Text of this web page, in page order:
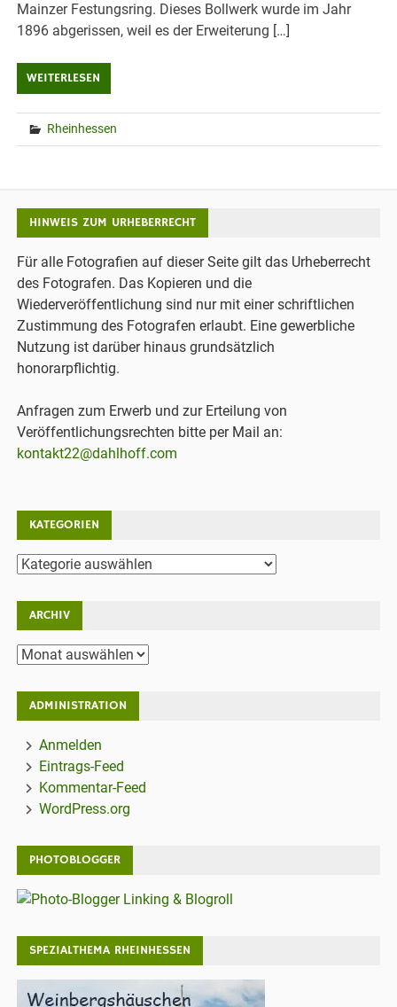
Mainzer Festungsring. Dieses Bollwerk wurde im Jahr
1896 abgerissen, weil es der Erweiterung […]
WEITERLESEN
Rheinhessen
HINWEIS ZUM URHEBERRECHT
Für alle Fotografien auf dieser Seite gilt das Urheberrecht
des Fotografen. Das Kopieren und die
Wiederveröffentlichung sind nur mit einer schriftlichen
Zustimmung des Fotografen erlaubt. Eine gewerbliche
Nutzung ist darüber hinaus grundsätzlich
honorarpflichtig.
Anfragen zum Erwerb und zur Erteilung von
Veröffentlichungsrechten bitte per Mail an:
kontakt22@dahlhoff.com
KATEGORIEN
Kategorien
ARCHIV
Archiv
ADMINISTRATION
Anmelden
Eintrags-Feed
Kommentar-Feed
WordPress.org
PHOTOBLOGGER
SPEZIALTHEMA RHEINHESSEN